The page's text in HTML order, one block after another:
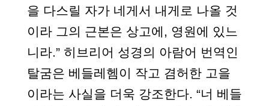
을 다스릴 자가 네게서 내게로 나올 것
이라 그의 근본은 상고에, 영원에 있느
니라.” 히브리어 성경의 아람어 번역인
탈굼은 베들레헴이 작고 겸허한 고을
이라는 사실을 더욱 강조한다. “너 베들